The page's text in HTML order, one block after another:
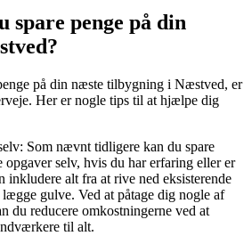
spare penge på din
på din næste tilbygning i Næstved, er
Her er nogle tips til at hjælpe dig
Som nævnt tidligere kan du spare
opgaver selv, hvis du har erfaring eller er
alt fra at rive ned eksisterende
gulve. Ved at påtage dig nogle af
du reducere omkostningerne ved at
til alt.